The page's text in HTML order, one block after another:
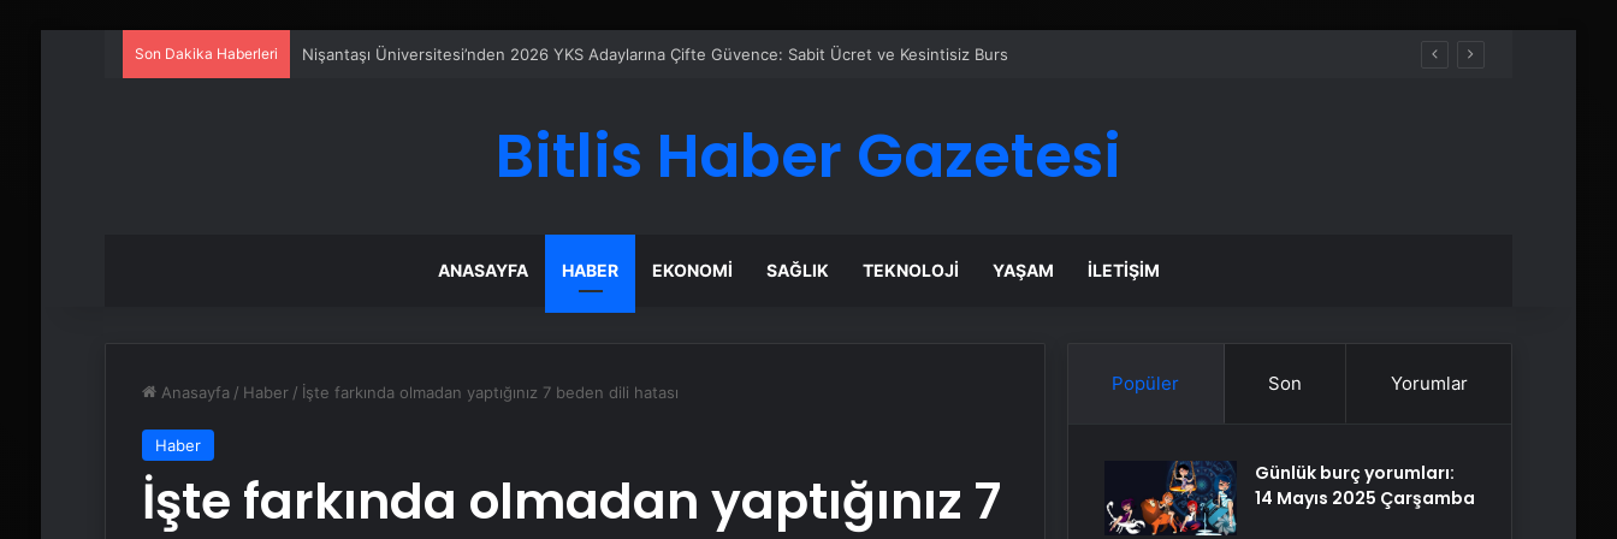
Son Dakika Haberleri 25 Yıllık Miras Davasında Gözler Temmuz Ayındaki Karar Duruşmasına Çevrildi
Bitlis Haber Gazetesi
ANASAYFA HABER EKONOMI SAĞLIK TEKNOLOJI YAŞAM İLETIŞIM
Anasayfa / Haber / İşte farkında olmadan yaptığınız 7 beden dili hatası
Haber
İşte farkında olmadan yaptığınız 7
Popüler Son Yorumlar
Günlük burç yorumları:
14 Mayıs 2025 Çarşamba